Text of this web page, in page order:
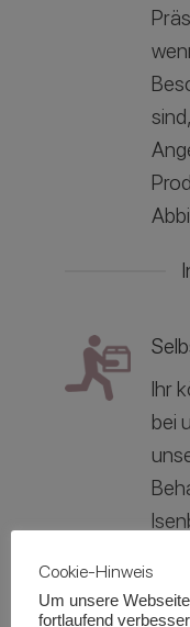
Ihr
bei
Cookie-Hinweis
Um unsere
fortlaufend